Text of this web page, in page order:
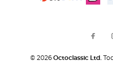
© 2026 Octoclassic Ltd.